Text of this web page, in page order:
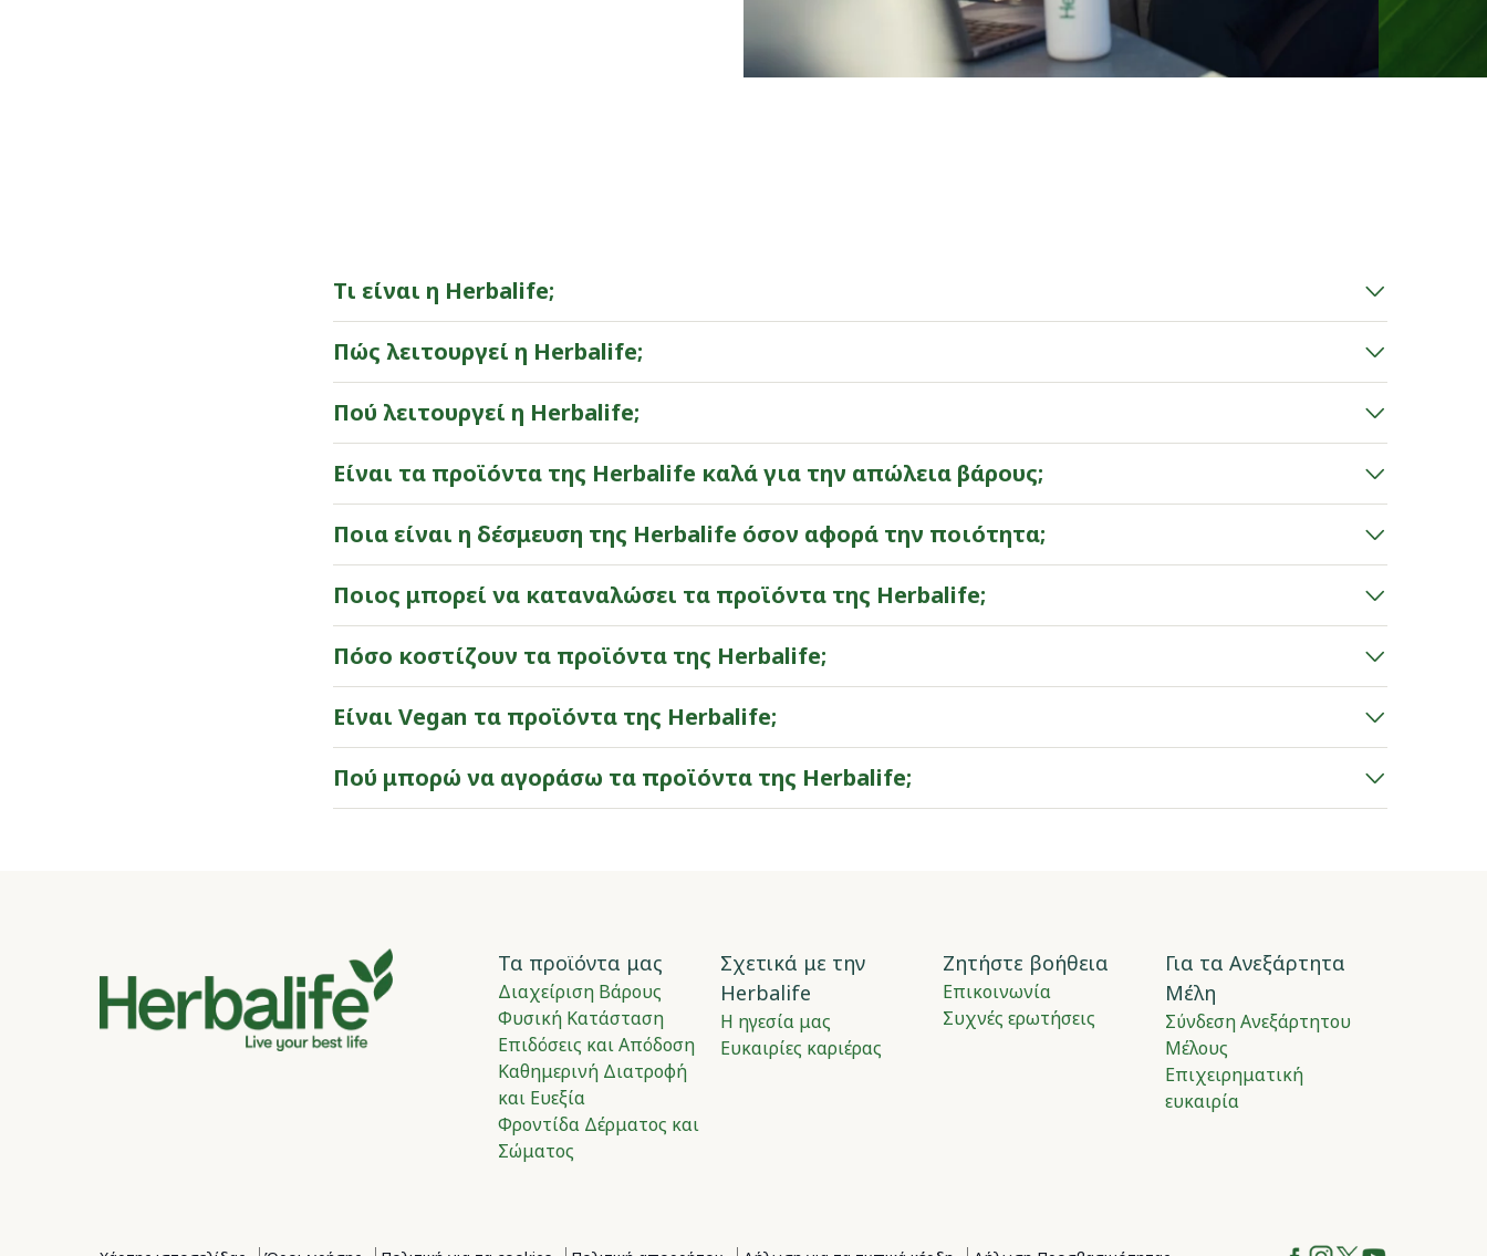
​​Τι είναι η Herbalife;​
​​Πώς λειτουργεί η Herbalife;​
Πού λειτουργεί η Herbalife;​
​​Είναι τα προϊόντα της Herbalife καλά για την απώλεια βάρους;​
​​Ποια είναι η δέσμευση της Herbalife όσον αφορά την ποιότητα;​
​​Ποιος μπορεί να καταναλώσει τα προϊόντα της Herbalife;​
​​Πόσο κοστίζουν τα προϊόντα της Herbalife;​
​​Είναι Vegan τα προϊόντα της Herbalife;​
​​Πού μπορώ να αγοράσω τα προϊόντα της Herbalife;​
Τα προϊόντα μας
Διαχείριση Βάρους
Φυσική Κατάσταση
Επιδόσεις και Απόδοση
Καθημερινή Διατροφή
και Ευεξία
Φροντίδα Δέρματος και
Σώματος
Σχετικά με την
Herbalife
Η ηγεσία μας
Ευκαιρίες καριέρας
Ζητήστε βοήθεια
Επικοινωνία
Συχνές ερωτήσεις
Για τα Ανεξάρτητα
Μέλη
Σύνδεση Ανεξάρτητου
Μέλους
Επιχειρηματική
ευκαιρία